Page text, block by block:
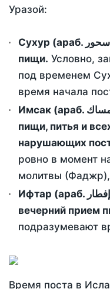
Уразой:
Сухур (араб. سحور) - это утренний прием
пищи. Условно,
под временем
время начала
Имсак (араб. إمساك) - воздержание от приема
пищи, питья и
нарушающих
ровно в момент
молитвы
Ифтар (араб. إفطار) — разговение - это
вечерний прием
подразумевают
Время поста в